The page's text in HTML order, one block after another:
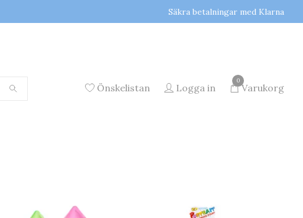
Säkra betalningar med Klarna
Önskelistan Logga in
0
Varukorg